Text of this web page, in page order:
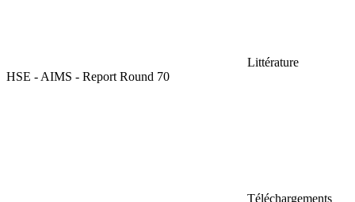
Littérature
HSE - AIMS - Report Round 70
Téléchargements